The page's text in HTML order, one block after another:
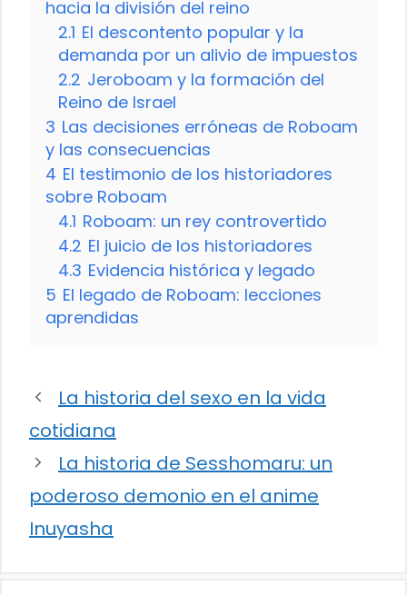
hacia la división del reino
2.1 El descontento popular y la
demanda por un alivio de impuestos
2.2 Jeroboam y la formación del
Reino de Israel
3 Las decisiones erróneas de Roboam
y las consecuencias
4 El testimonio de los historiadores
sobre Roboam
4.1 Roboam: un rey controvertido
4.2 El juicio de los historiadores
4.3 Evidencia histórica y legado
5 El legado de Roboam: lecciones
aprendidas
La historia del sexo en la vida
cotidiana
La historia de Sesshomaru: un
poderoso demonio en el anime
Inuyasha